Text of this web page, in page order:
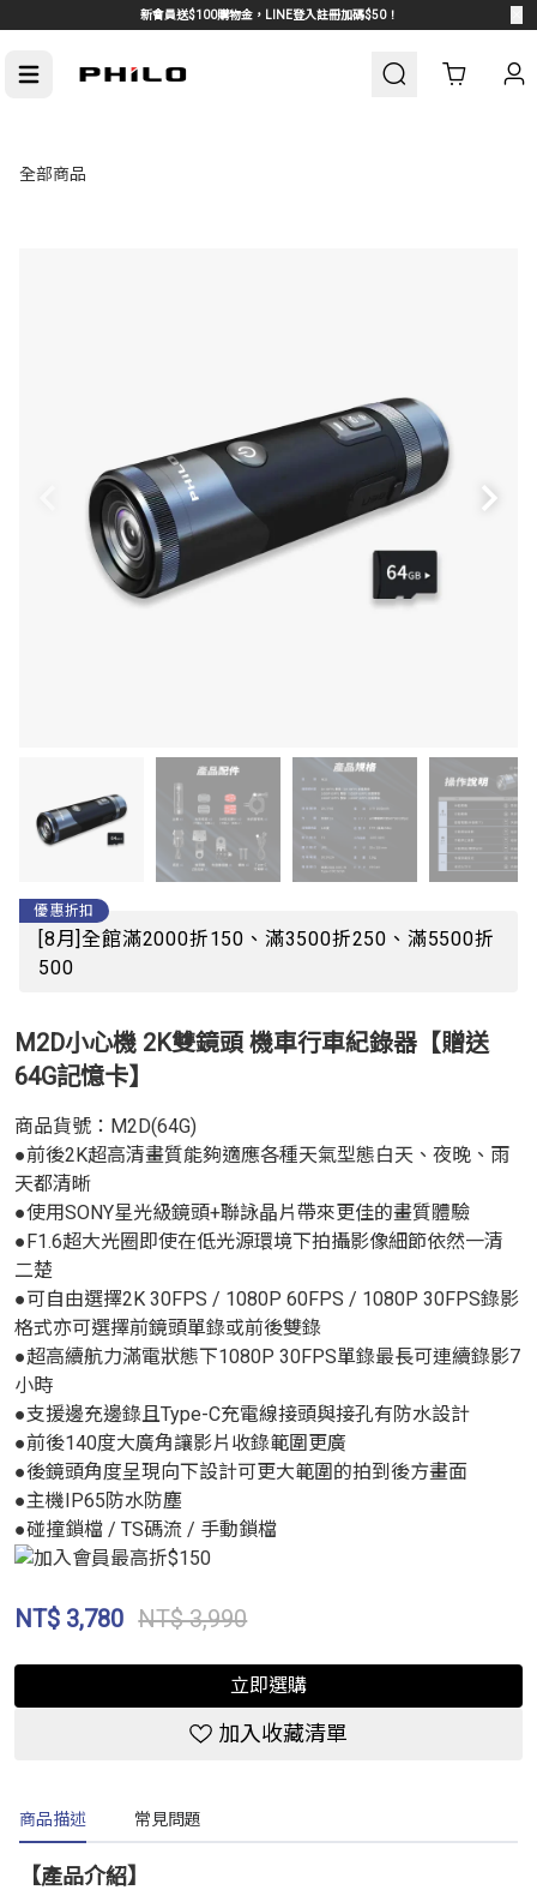
新會員送$100購物金，LINE登入註冊加碼$50！
Cart
全部商品
優惠折扣
[8月]全館滿2000折150、滿3500折250、滿5500折
500
M2D小心機 2K雙鏡頭 機車行車紀錄器【贈送
64G記憶卡】
商品貨號：M2D(64G)
●前後2K超高清畫質能夠適應各種天氣型態白天、夜晚、雨
天都清晰
●使用SONY星光級鏡頭+聯詠晶片帶來更佳的畫質體驗
●F1.6超大光圈即使在低光源環境下拍攝影像細節依然一清
二楚
●可自由選擇2K 30FPS / 1080P 60FPS / 1080P 30FPS錄影
格式亦可選擇前鏡頭單錄或前後雙錄
●超高續航力滿電狀態下1080P 30FPS單錄最長可連續錄影7
小時
●支援邊充邊錄且Type-C充電線接頭與接孔有防水設計
●前後140度大廣角讓影片收錄範圍更廣
●後鏡頭角度呈現向下設計可更大範圍的拍到後方畫面
●主機IP65防水防塵
●碰撞鎖檔 / TS碼流 / 手動鎖檔
NT$ 3,780 NT$ 3,990
立即選購
加入收藏清單
商品描述 常見問題
【產品介紹】